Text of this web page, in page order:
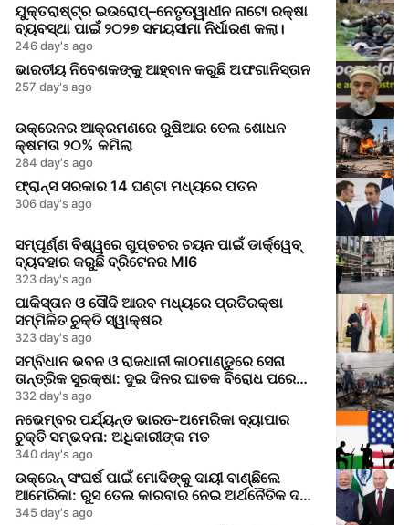
ଯୁକ୍ତରାଷ୍ଟ୍ର ଇଉରୋପ୍–ନେତୃତ୍ୱାଧୀନ ନାଟୋ ରକ୍ଷା
ବ୍ୟବସ୍ଥା ପାଇଁ ୨୦୨୭ ସମୟସୀମା ନିର୍ଧାରଣ କଲା।
246 day's ago
ଭାରତୀୟ ନିବେଶକଙ୍କୁ ଆହ୍ବାନ କରୁଛି ଅଫଗାନିସ୍ତାନ
257 day's ago
ଉକ୍ରେନର ଆକ୍ରମଣରେ ରୁଷିଆର ତେଲ ଶୋଧନ
କ୍ଷମତା ୨୦% କମିଲା
284 day's ago
ଫ୍ରାନ୍ସ ସରକାର 14 ଘଣ୍ଟା ମଧ୍ୟରେ ପତନ
306 day's ago
ସମ୍ପୂର୍ଣ୍ଣ ବିଶ୍ୱରେ ଗୁପ୍ତଚର ଚୟନ ପାଇଁ ଡାର୍କ୍‌ୱେବ୍
ବ୍ୟବହାର କରୁଛି ବ୍ରିଟେନର MI6
323 day's ago
ପାକିସ୍ତାନ ଓ ସୌଦି ଆରବ ମଧ୍ୟରେ ପ୍ରତିରକ୍ଷା
ସମ୍ମିଳିତ ଚୁକ୍ତି ସ୍ୱାକ୍ଷର
323 day's ago
ସମ୍ବିଧାନ ଭବନ ଓ ରାଜଧାନୀ କାଠମାଣ୍ଡୁରେ ସେନା
ତାନ୍ତ୍ରିକ ସୁରକ୍ଷା: ଦୁଇ ଦିନର ଘାତକ ବିରୋଧ ପରେ
ଆତଙ୍କ ଓ ତନାବ
332 day's ago
ନଭେମ୍ବର ପର୍ଯ୍ୟନ୍ତ ଭାରତ-ଅମେରିକା ବ୍ୟାପାର
ଚୁକ୍ତି ସମ୍ଭବନା: ଅଧିକାରୀଙ୍କ ମତ
340 day's ago
ଉକ୍ରେନ୍ ସଂଘର୍ଷ ପାଇଁ ମୋଦିଙ୍କୁ ଦାୟୀ ବାଣ୍ଛିଲେ
ଆମେରିକା: ରୁସ ତେଲ କାରବାର ନେଇ ଅର୍ଥନୈତିକ ଦଣ୍ଡ
ବଢ଼ିଲା
345 day's ago